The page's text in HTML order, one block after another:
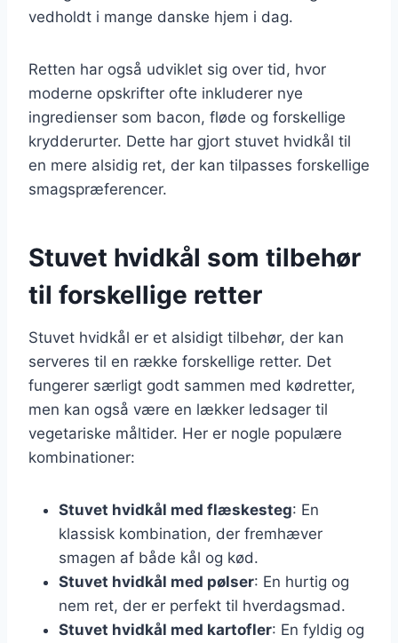
vedholdt i mange danske hjem i dag.
Retten har også udviklet sig over tid, hvor
moderne opskrifter ofte inkluderer nye
ingredienser som bacon, fløde og forskellige
krydderurter. Dette har gjort stuvet hvidkål til
en mere alsidig ret, der kan tilpasses forskellige
smagspræferencer.
Stuvet hvidkål som tilbehør
til forskellige retter
Stuvet hvidkål er et alsidigt tilbehør, der kan
serveres til en række forskellige retter. Det
fungerer særligt godt sammen med kødretter,
men kan også være en lækker ledsager til
vegetariske måltider. Her er nogle populære
kombinationer:
Stuvet hvidkål med flæskesteg: En
klassisk kombination, der fremhæver
smagen af både kål og kød.
Stuvet hvidkål med pølser: En hurtig og
nem ret, der er perfekt til hverdagsmad.
Stuvet hvidkål med kartofler: En fyldig og